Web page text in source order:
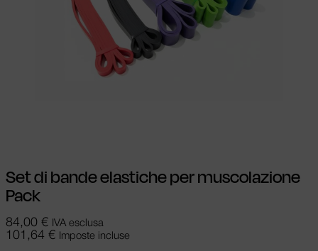
Set di bande elastiche per muscolazione
Pack
84,00 € IVA esclusa
101,64 € Imposte incluse